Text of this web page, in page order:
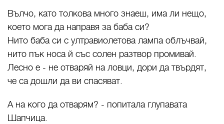
Вълчо, като толкова много знаеш, има ли нещо,
което мога да направя за баба си?
Нито баба си с ултравиолетова лампа облъчвай,
нито пък носа й със солен разтвор промивай.
Лесно е - не отваряй на ловци, дори да твърдят,
че са дошли да ви спасяват.
А на кого да отварям? - попитала глупавата
Шапчица.